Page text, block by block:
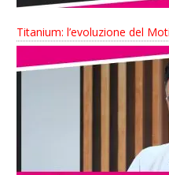
Titanium: l’evoluzione del